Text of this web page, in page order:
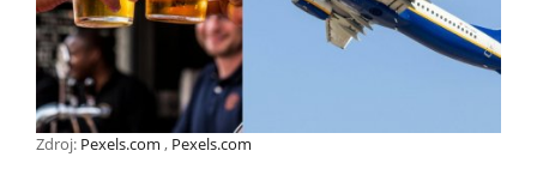
Zdroj: Pexels.com , Pexels.com